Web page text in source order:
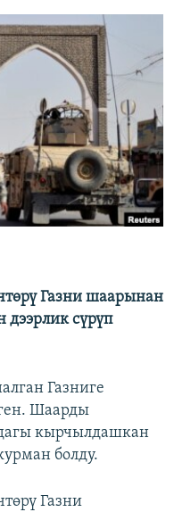
Газни шаарынан
дээрлик сүрүп
Газниге
Шаарды
кырчылдашкан
болду.
Газни